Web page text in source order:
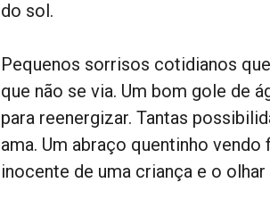
do sol.
Pequenos sorrisos cotidianos
que não se via. Um bom gole de
para reenergizar. Tantas
ama. Um abraço quentinho
inocente de uma criança e o